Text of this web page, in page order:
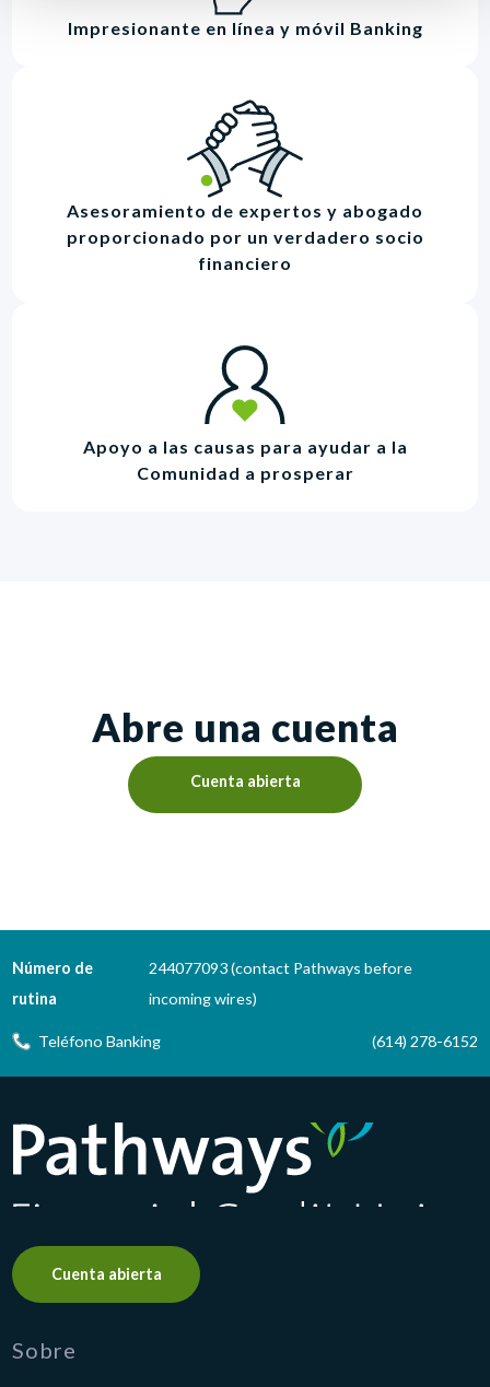
Impresionante en línea y móvil Banking
Asesoramiento de expertos y abogado
proporcionado por un verdadero socio
financiero
Apoyo a las causas para ayudar a la
Comunidad a prosperar
Abre una cuenta
Cuenta abierta
Número de
rutina
244077093 (contact Pathways before
incoming wires)
Teléfono Banking (614) 278-6152
Pathways Financial Credit Union
Cuenta abierta
Sobre